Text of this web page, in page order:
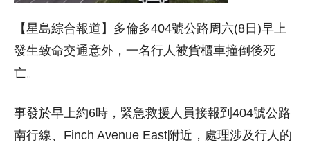
【星島綜合報道】多倫多404號公路周六(8日)早上
發生致命交通意外，一名行人被貨櫃車撞倒後死
亡。
事發於早上約6時，緊急救援人員接報到404號公路
南行線、Finch Avenue East附近，處理涉及行人的